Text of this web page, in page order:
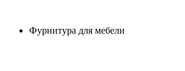
Фурнитура для мебели